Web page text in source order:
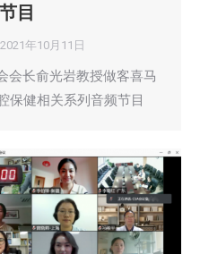
目
2021年10月11日
会长俞光岩教授做客喜马
保健相关系列音频节目